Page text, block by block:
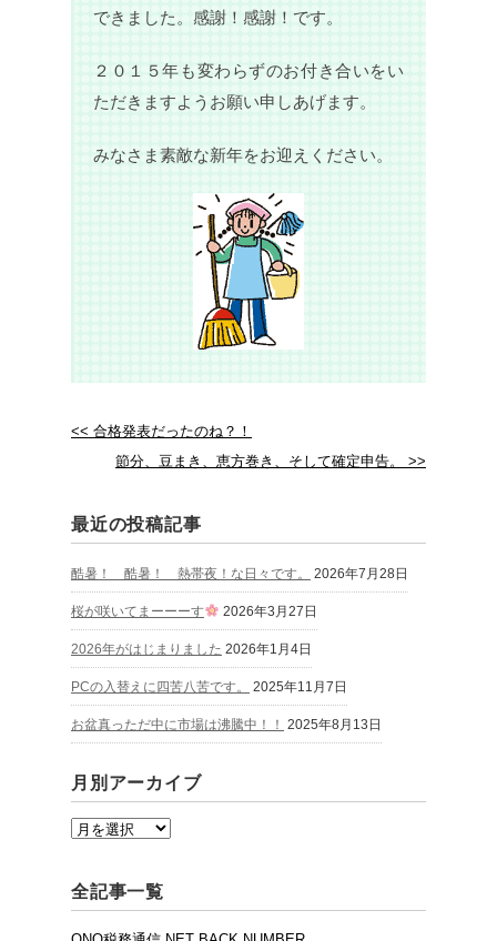
できました。感謝！感謝！です。
２０１５年も変わらずのお付き合いをい
ただきますようお願い申しあげます。
みなさま素敵な新年をお迎えください。
<< 合格発表だったのね？！
節分、豆まき、恵方巻き、そして確定申告。 >>
最近の投稿記事
酷暑！ 酷暑！ 熱帯夜！な日々です。 2026年7月28日
桜が咲いてまーーーす 2026年3月27日
2026年がはじまりました 2026年1月4日
PCの入替えに四苦八苦です。 2025年11月7日
お盆真っただ中に市場は沸騰中！！ 2025年8月13日
月別アーカイブ
全記事一覧